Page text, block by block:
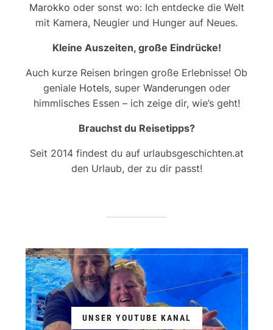
Marokko oder sonst wo: Ich entdecke die Welt
mit Kamera, Neugier und Hunger auf Neues.
Kleine Auszeiten, große Eindrücke!
Auch kurze Reisen bringen große Erlebnisse! Ob
geniale Hotels, super Wanderungenoder
himmlisches Essen – ich zeige dir, wie’s geht!
Brauchst du Reisetipps?
Seit 2014 findest du auf urlaubsgeschichten.at
den Urlaub, der zu dir passt!
UNSER YOUTUBE KANAL